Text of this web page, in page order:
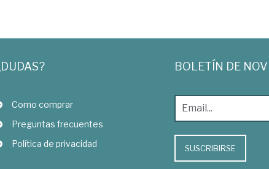
Como comprar
Preguntas frecuentes
Política de privacidad
BOLETÍN DE
SUSCRIBIRSE